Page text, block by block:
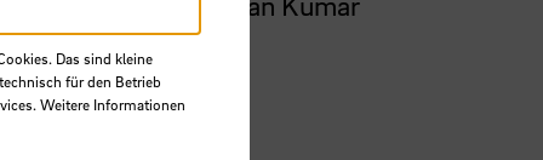
Das sind kleine
für den Betrieb
Weitere Informationen